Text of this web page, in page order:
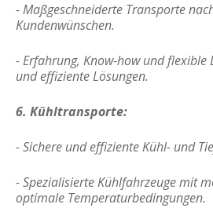
- Maßgeschneiderte Transporte
Kundenwünschen.
- Erfahrung, Know-how und flexible
und effiziente Lösungen.
6. Kühltransporte:
- Sichere und effiziente Kühl- und
- Spezialisierte Kühlfahrzeuge mit
optimale Temperaturbedingungen.